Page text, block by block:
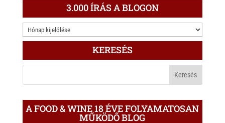
3.000 ÍRÁS A BLOGON
3.000
ÍRÁS
KERESÉS
A FOOD & WINE 18 ÉVE FOLYAMATOSAN
MŰKÖDŐ BLOG